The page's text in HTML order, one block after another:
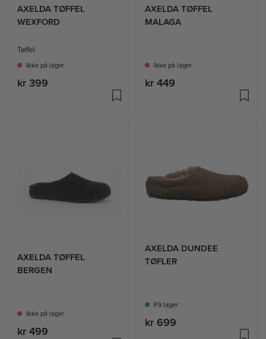
AXELDA TØFFEL
WEXFORD
Tøffel
Ikke på lager
kr 399
AXELDA TØFFEL
MALAGA
Ikke på lager
kr 449
AXELDA TØFFEL
BERGEN
Ikke på lager
kr 499
AXELDA DUNDEE
TØFLER
På lager
kr 699